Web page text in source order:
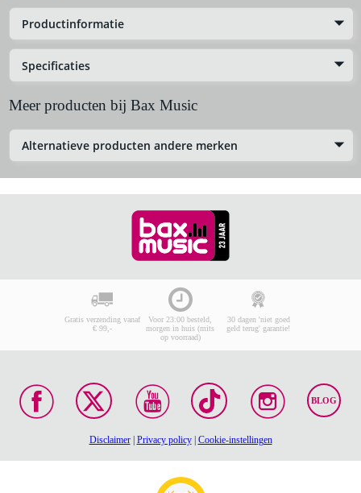
Productinformatie
Specificaties
Meer producten bij Bax Music
Alternatieve producten andere merken
Gratis verzending vanaf
€ 99,-
Voor 23:00 besteld,
morgen in huis (mits
op voorraad)
30 dagen 'niet goed
geld terug' garantie!
BLOG
Disclaimer| Privacy policy| Cookie-instellingen